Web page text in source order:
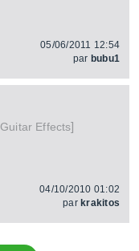
05/06/2011 12:54
par bubu1
Effects]
04/10/2010 01:02
par krakitos